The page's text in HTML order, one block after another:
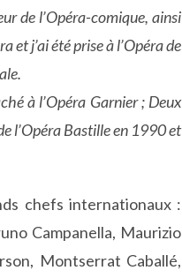
de l’Opéra-comique, ainsi
et j’ai été prise à l’Opéra de
à l’Opéra Garnier ; Deux
l’Opéra Bastille en 1990 et
chefs internationaux :
Campanella, Maurizio
Montserrat Caballé,